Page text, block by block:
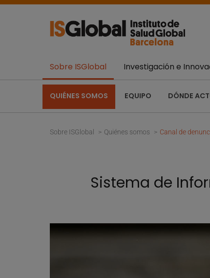
Sobre ISGlobal
QUIÉNES SOMOS EQUIPO DÓNDE
Investigación e
Sobre ISGlobal Quiénes somos Canal de
Sistema de